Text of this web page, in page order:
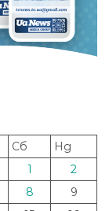
Сб
Нд
1
2
8
9